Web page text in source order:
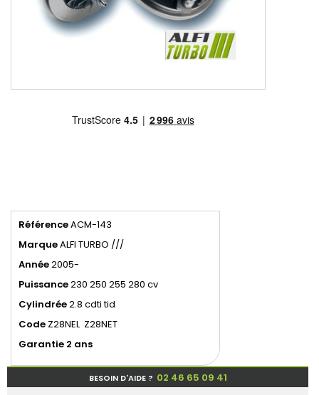
RéférenceACM-143
MarqueALFI TURBO ///
Année2005-
Puissance230 250 255 280 cv
Cylindrée2.8 cdti tid
Code Z28NEL Z28NET
Garantie 2 ans
BESOIN D'AIDE ? 02 46 65 09 41